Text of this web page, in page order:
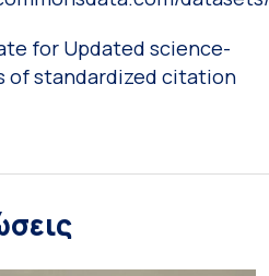
for Updated science-
of standardized citation